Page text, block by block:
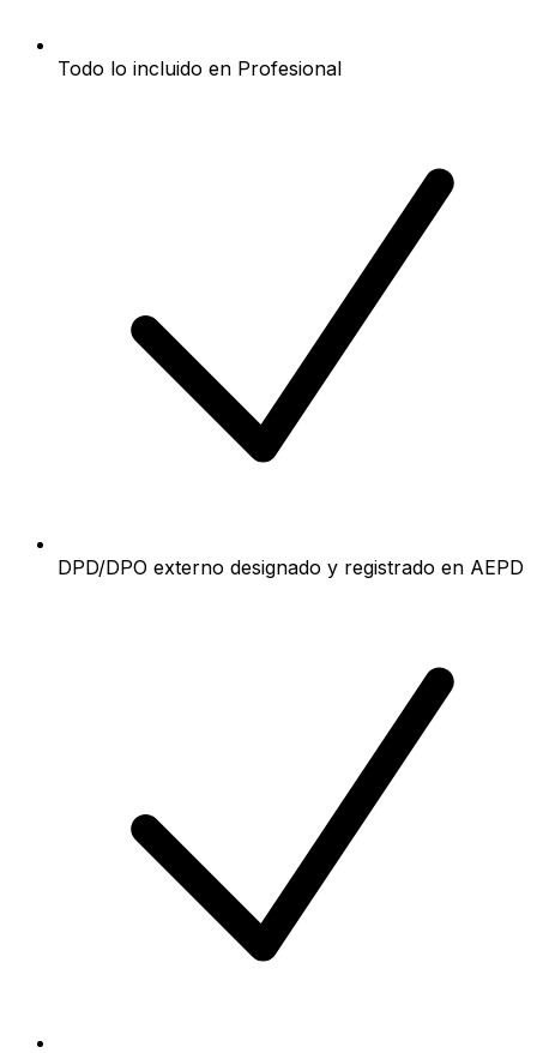
Todo lo incluido en Profesional
DPD/DPO externo designado y registrado en AEPD